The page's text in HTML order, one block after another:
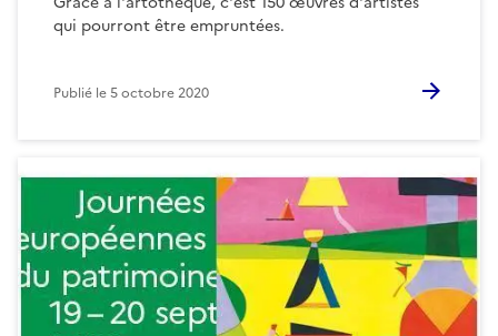
qui pourront être empruntées.
Publié le5 octobre 2020